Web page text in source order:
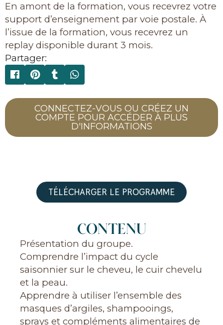
En amont de la formation, vous recevrez votre
support d’enseignement par voie postale. À
l’issue de la formation, vous recevrez un
replay disponible durant 3 mois.
Partager:
CONNECTEZ-VOUS OU CRÉEZ UN
COMPTE POUR ACCÉDER À PLUS
D'INFORMATIONS
TÉLÉCHARGER LE PROGRAMME
CONTENU
Présentation du groupe.
Comprendre l’impact du cycle
saisonnier sur le cheveu, le cuir chevelu
et la peau.
Apprendre à utiliser l’ensemble des
masques d’argiles, shampooings,
sprays et compléments alimentaires de